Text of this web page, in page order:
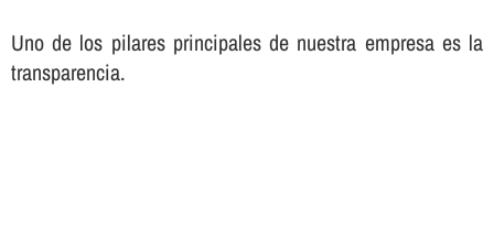
Uno de los pilares principales de nuestra empresa es la
transparencia.